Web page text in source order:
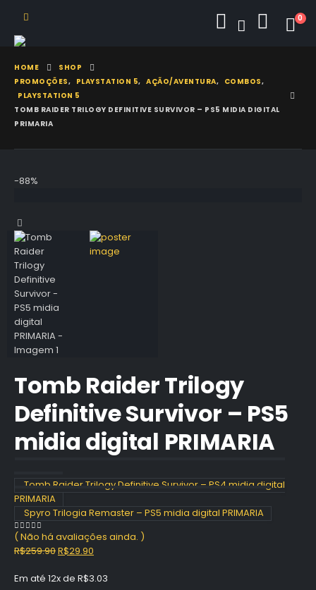
0
HOME
SHOP
PROMOÇÕES, PLAYSTATION 5, AÇÃO/AVENTURA, COMBOS,
PLAYSTATION 5
TOMB RAIDER TRILOGY DEFINITIVE SURVIVOR – PS5 MIDIA DIGITAL
PRIMARIA
-88%
Tomb Raider Trilogy
Definitive Survivor – PS5
midia digital PRIMARIA
Tomb Raider Trilogy Definitive Survivor – PS4 midia digital
PRIMARIA
Spyro Trilogia Remaster – PS5 midia digital PRIMARIA
0 out of 5
( Não há avaliações ainda. )
R$259.90O
original
R$29.90
atual
Em até 12x de R$3.03